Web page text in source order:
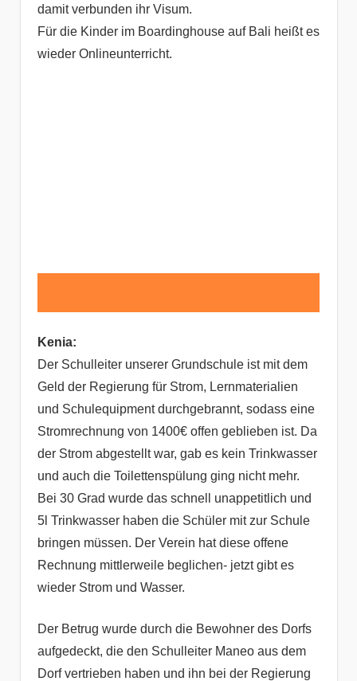
damit verbunden ihr Visum.
Für die Kinder im Boardinghouse auf Bali heißt es
wieder Onlineunterricht.
Kenia:
Der Schulleiter unserer Grundschule ist mit dem
Geld der Regierung für Strom, Lernmaterialien
und Schulequipment durchgebrannt, sodass eine
Stromrechnung von 1400€ offen geblieben ist. Da
der Strom abgestellt war, gab es kein Trinkwasser
und auch die Toilettenspülung ging nicht mehr.
Bei 30 Grad wurde das schnell unappetitlich und
5l Trinkwasser haben die Schüler mit zur Schule
bringen müssen. Der Verein hat diese offene
Rechnung mittlerweile beglichen- jetzt gibt es
wieder Strom und Wasser.
Der Betrug wurde durch die Bewohner des Dorfs
aufgedeckt, die den Schulleiter Maneo aus dem
Dorf vertrieben haben und ihn bei der Regierung